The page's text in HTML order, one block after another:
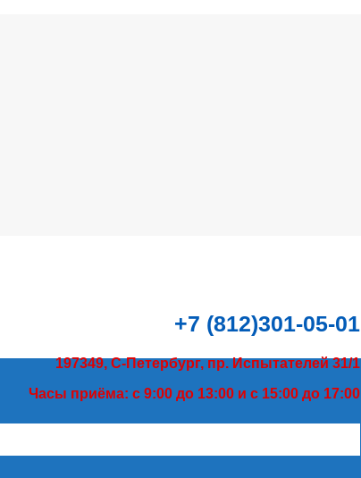
+7 (812)301-05-01
197349, С-Петербург, пр. Испытателей 31/1
Часы приёма: с 9:00 до 13:00 и с 15:00 до 17:00